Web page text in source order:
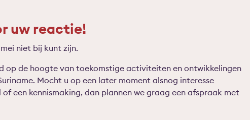
uw reactie!
niet bij kunt zijn.
op de hoogte van toekomstige activiteiten en ontwikkelingen
Mocht u op een later moment alsnog interesse
of een kennismaking, dan plannen we graag een afspraak met